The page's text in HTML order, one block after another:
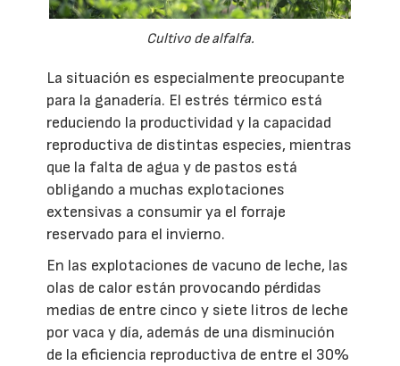
Cultivo de alfalfa.
La situación es especialmente preocupante
para la ganadería. El estrés térmico está
reduciendo la productividad y la capacidad
reproductiva de distintas especies, mientras
que la falta de agua y de pastos está
obligando a muchas explotaciones
extensivas a consumir ya el forraje
reservado para el invierno.
En las explotaciones de vacuno de leche, las
olas de calor están provocando pérdidas
medias de entre cinco y siete litros de leche
por vaca y día, además de una disminución
de la eficiencia reproductiva de entre el 30%